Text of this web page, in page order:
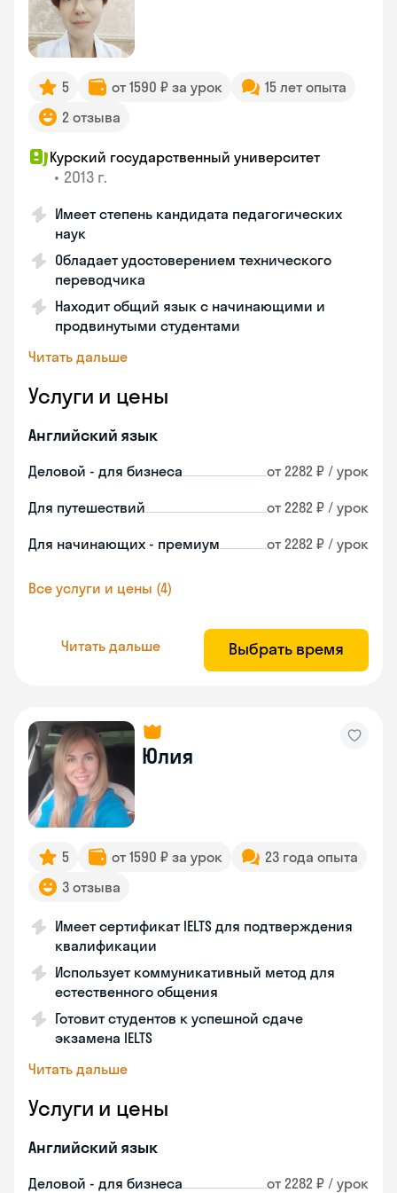
5 от 1590 ₽ за урок
15 лет опыта
2 отзыва
Курский государственный университет
• 2013 г.
Имеет степень кандидата педагогических
наук
Обладает удостоверением технического
переводчика
Находит общий язык с начинающими и
продвинутыми студентами
Читать дальше
Услуги и цены
Английский язык
Деловой - для бизнеса от 2282 ₽ / урок
Для путешествий от 2282 ₽ / урок
Для начинающих - премиум от 2282 ₽ / урок
Все услуги и цены (4)
Читать дальше Выбрать время
Юлия
5 от 1590 ₽ за урок
23 года опыта
3 отзыва
Имеет сертификат IELTS для подтверждения
квалификации
Использует коммуникативный метод для
естественного общения
Готовит студентов к успешной сдаче
экзамена IELTS
Читать дальше
Услуги и цены
Английский язык
Деловой - для бизнеса от 2282 ₽ / урок